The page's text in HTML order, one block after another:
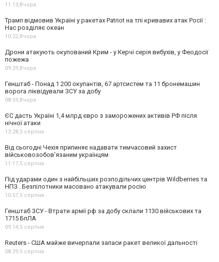
11:13,Вчора
Трамп відмовив Україні у ракетах Patriot на тлі кривавих атак Росії :
Нас розділяє океан
10:22,Вчора
Дрони атакують окупований Крим - у Керчі серія вибухів, у Феодосії
пожежа
09:29,Вчора
Генштаб - Понад 1 200 окупантів, 67 артсистем та 11 бронемашин
ворога ліквідували ЗСУ за добу
08:59,Вчора
ЄС дасть Україні 1,4 млрд євро з заморожених активів РФ після
нічної атаки
13:28,5 серпня
Від сьогодні Чехія припиняє надавати тимчасовий захист
військовозобов’язаним українцям
11:17,5 серпня
Під ударами один з найбільших розподільчих центрів Wildberries та
НПЗ . Безпілотники масовано атакували росію
10:57,5 серпня
Генштаб ЗСУ - Втрати армії рф за добу склали 1130 військових та
1715 БпЛА
09:14,5 серпня
Reuters - США майже вичерпали запаси ракет великої дальності
08:29,5 серпня